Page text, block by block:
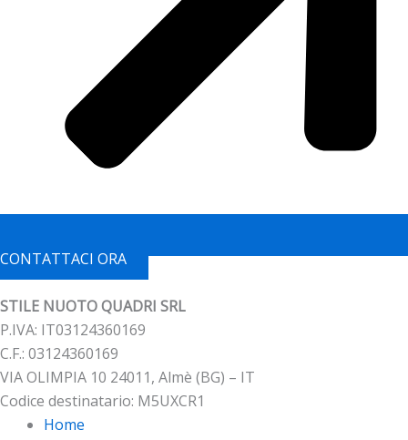
CONTATTACI ORA
STILE NUOTO QUADRI SRL
P.IVA: IT03124360169
C.F.: 03124360169
VIA OLIMPIA 10 24011, Almè (BG) – IT
Codice destinatario: M5UXCR1
Home